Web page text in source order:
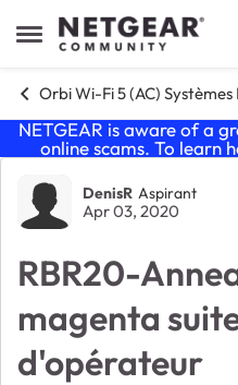
Open Side Menu
Skip to content
Orbi Wi-Fi 5 (AC) Systèmes
NETGEAR is aware of a
online scams. To learn
Forum
DenisR Aspirant
Apr 03, 2020
RBR20-
magenta
d'opérateur